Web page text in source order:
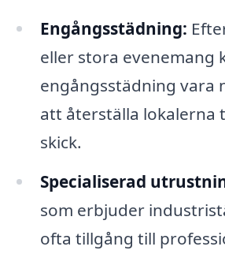
Engångsstädning:
eller stora evenemang
engångsstädning vara
att återställa lokalerna
skick.
Specialiserad
som erbjuder
ofta tillgång till